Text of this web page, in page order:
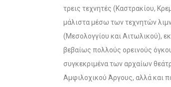
τρεις τεχνητές (Καστρακίου,
μάλιστα μέσω των τεχνητών
(Μεσολογγίου και Αιτωλικού),
βεβαίως πολλούς ορεινούς
συγκεκριμένα των αρχαίων
Αμφιλοχικού Άργους, αλλά και